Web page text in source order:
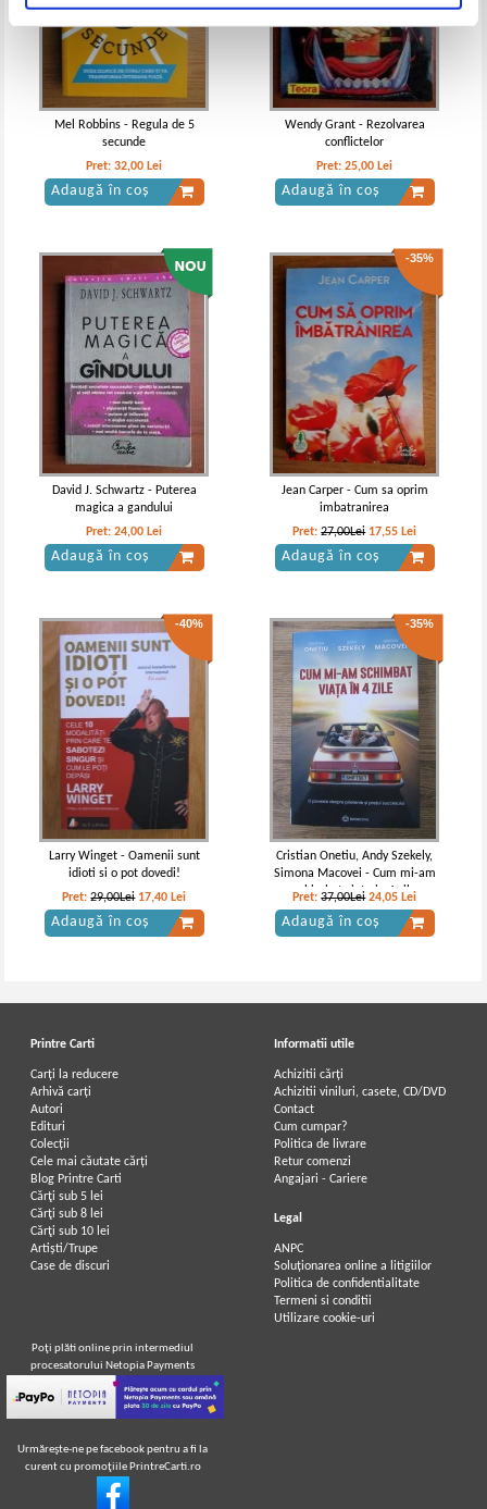
Mel Robbins - Regula de 5
secunde
Pret:32,00 Lei
Adaugă în coș
Wendy Grant - Rezolvarea
conflictelor
Pret:25,00 Lei
Adaugă în coș
David J. Schwartz - Puterea
magica a gandului
Pret:24,00 Lei
Adaugă în coș
-35%
Jean Carper - Cum sa oprim
imbatranirea
Pret:27,00Lei 17,55 Lei
Adaugă în coș
-40%
Larry Winget - Oamenii sunt
idioti si o pot dovedi!
Pret:29,00Lei 17,40 Lei
Adaugă în coș
-35%
Cristian Onetiu, Andy Szekely,
Simona Macovei - Cum mi-am
schimbat viata in 4 zile
Pret:37,00Lei 24,05 Lei
Adaugă în coș
Printre Carti
Carți la reducere
Arhivă carți
Autori
Edituri
Colecții
Cele mai căutate cărți
Blog Printre Carti
Cărţi sub 5 lei
Cărţi sub 8 lei
Cărţi sub 10 lei
Artiști/Trupe
Case de discuri
Informatii utile
Achizitii cărți
Achizitii viniluri, casete, CD/DVD
Contact
Cum cumpar?
Politica de livrare
Retur comenzi
Angajari - Cariere
Legal
ANPC
Soluționarea online a litigiilor
Politica de confidentialitate
Termeni si conditii
Utilizare cookie-uri
Poţi plăti online prin intermediul
procesatorului Netopia Payments
Urmăreşte-ne pe facebook pentru a fi la
curent cu promoţiile PrintreCarti.ro